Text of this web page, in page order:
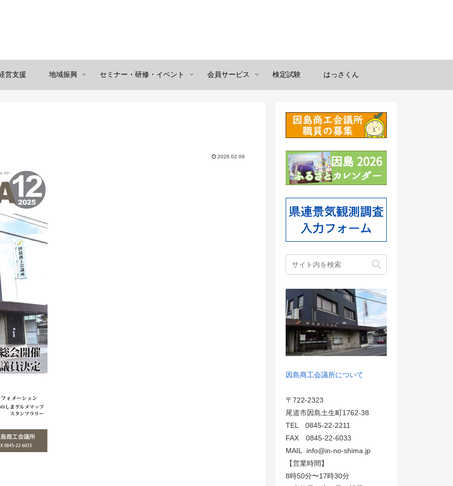
営支援 地域振興 セミナー・研修・イベント 会員サービス 検定試験 はっさくん
2026.02.09
因島商工会議所について
〒722-2323
尾道市因島土生町1762-38
TEL 0845-22-2211
FAX 0845-22-6033
MAIL info@in-no-shima.jp
【営業時間】
8時50分〜17時30分